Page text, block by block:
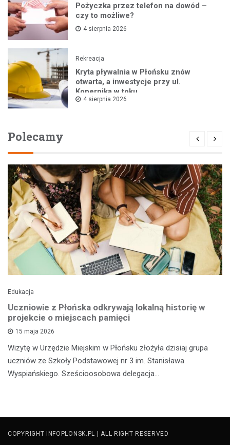
Pożyczka przez telefon na dowód –
czy to możliwe?
4 sierpnia 2026
Rekreacja
Kryta pływalnia w Płońsku znów
otwarta, a inwestycje przy ul.
Kopernika w toku
4 sierpnia 2026
Polecamy
Edukacja
Uczniowie z Płońska odkrywają lokalną historię w
projekcie o miejscach pamięci
15 maja 2026
Wizytę w Urzędzie Miejskim w Płońsku złożyła dzisiaj grupa
uczniów ze Szkoły Podstawowej nr 3 im. Stanisława
Wyspiańskiego. Sześcioosobowa delegacja…
COPYRIGHT INFOPLONSK.PL | ALL RIGHT RESERVED